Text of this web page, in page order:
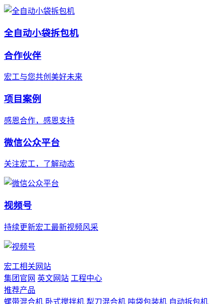
全自动小袋拆包机
合作伙伴
宏工与您共创美好未来
项目案例
感恩合作，感恩支持
微信公众平台
关注宏工，了解动态
视频号
持续更新宏工最新视频风采
宏工相关网站
集团官网 英文网站 工程中心
推荐产品
螺带混合机 卧式搅拌机 犁刀混合机 吨袋包装机 自动拆包机